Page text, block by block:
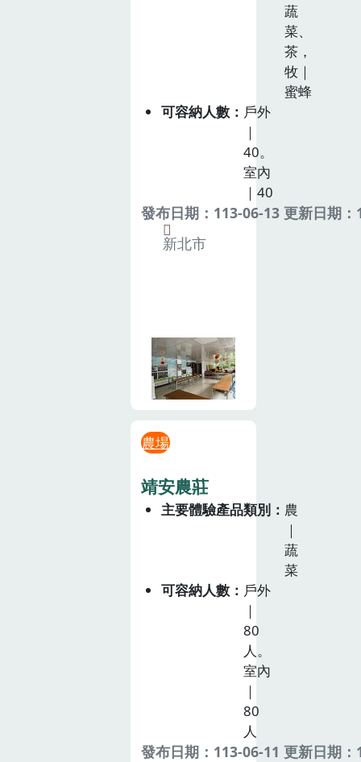
蔬
菜、
茶，
牧｜
蜜蜂
可容納人數
戶外
｜
40。
室內
｜40
發布日期：113-06-13 更新日期
新北市
農場
靖安農莊
主要體驗產品類別
農
｜
蔬
菜
可容納人數
戶外
｜
80
人。
室內
｜
80
人
發布日期：113-06-11 更新日期